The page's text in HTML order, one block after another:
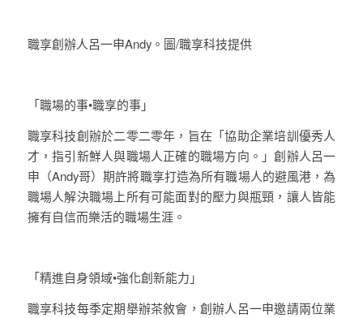
職享創辦人呂一申Andy。圖/職享科技提供
「職場的事•職享的事」
職享科技創辦於二零二零年，旨在「協助企業培訓優秀人
才，指引新鮮人與職場人正確的職場方向。」創辦人呂一
申（Andy哥）期許將職享打造為所有職場人的避風港，為
職場人解決職場上所有可能面對的壓力與瓶頸，讓人皆能
擁有自信而樂活的職場生涯。
「精進自身領域•強化創新能力」
職享科技每季定期舉辦茶敘會，創辦人呂一申邀請兩位業